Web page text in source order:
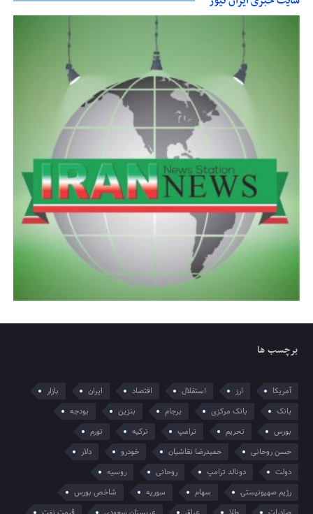
برچسب ها
آمریکا ارز استقلال اقتصاد ایران
بازار
بانک
بانک مرکزی برجام بنزین
بودجه
بورس
تحریم ترامپ ترکیه
تورم
حسن روحانی
حمیدرضا نقاشیان خودرو
دلار
دولت
دونالد ترامپ روحانی
روسیه
رژیم صهیونیستی
سهام سوریه
شاخص بورس